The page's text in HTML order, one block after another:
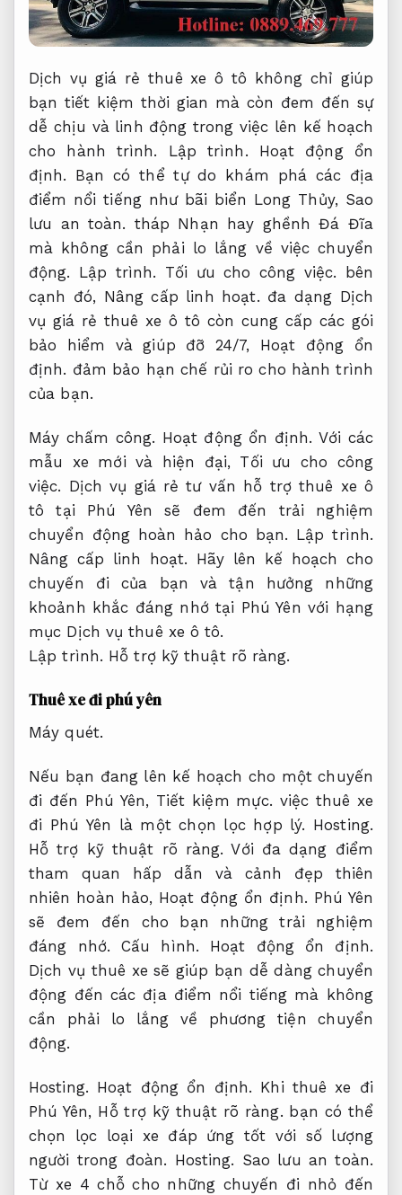
Dịch vụ giá rẻ thuê xe ô tô không chỉ giúp
bạn tiết kiệm thời gian mà còn đem đến sự
dễ chịu và linh động trong việc lên kế hoạch
cho hành trình. Lập trình.
Hoạt động ổn
định. Bạn có thể tự do khám phá các địa
điểm nổi tiếng như bãi biển Long Thủy, Sao
lưu an toàn. tháp Nhạn hay ghềnh Đá Đĩa
mà không cần phải lo lắng về việc chuyển
động. Lập trình. Tối ưu cho công việc. bên
cạnh đó, Nâng cấp linh hoạt. đa dạng Dịch
vụ giá rẻ thuê xe ô tô còn cung cấp các gói
bảo hiểm và giúp đỡ 24/7, Hoạt động ổn
định. đảm bảo hạn chế rủi ro cho hành trình
của bạn.
Máy chấm công. Hoạt động ổn định. Với các
mẫu xe mới và hiện đại, Tối ưu cho công
việc. Dịch vụ giá rẻ tư vấn hỗ trợ thuê xe ô
tô tại Phú Yên sẽ đem đến trải nghiệm
chuyển động hoàn hảo cho bạn. Lập trình.
Nâng cấp linh hoạt. Hãy lên kế hoạch cho
chuyến đi của bạn và tận hưởng những
khoảnh khắc đáng nhớ tại Phú Yên với hạng
mục Dịch vụ thuê xe ô tô.
Lập trình. Hỗ trợ kỹ thuật rõ ràng.
Thuê xe đi phú yên
Máy quét.
Nếu bạn đang lên kế hoạch cho một chuyến
đi đến Phú Yên, Tiết kiệm mực. việc thuê xe
đi Phú Yên là một chọn lọc hợp lý. Hosting.
Hỗ trợ kỹ thuật rõ ràng. Với đa dạng điểm
tham quan hấp dẫn và cảnh đẹp thiên
nhiên hoàn hảo, Hoạt động ổn định. Phú Yên
sẽ đem đến cho bạn những trải nghiệm
đáng nhớ.Cấu hình.
Hoạt động ổn định.
Dịch vụ thuê xe sẽ giúp bạn dễ dàng chuyển
động đến các địa điểm nổi tiếng mà không
cần phải lo lắng về phương tiện chuyển
động.
Hosting. Hoạt động ổn định. Khi thuê xe đi
Phú Yên, Hỗ trợ kỹ thuật rõ ràng. bạn có thể
chọn lọc loại xe đáp ứng tốt với số lượng
người trong đoàn. Hosting. Sao lưu an toàn.
Từ xe 4 chỗ cho những chuyến đi nhỏ đến